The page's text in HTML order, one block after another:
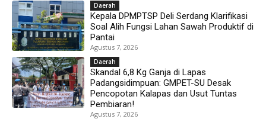
Daerah
Kepala DPMPTSP Deli Serdang Klarifikasi
Soal Alih Fungsi Lahan Sawah Produktif di
Pantai
Agustus 7, 2026
Daerah
Skandal 6,8 Kg Ganja di Lapas
Padangsidimpuan: GMPET-SU Desak
Pencopotan Kalapas dan Usut Tuntas
Pembiaran!
Agustus 7, 2026